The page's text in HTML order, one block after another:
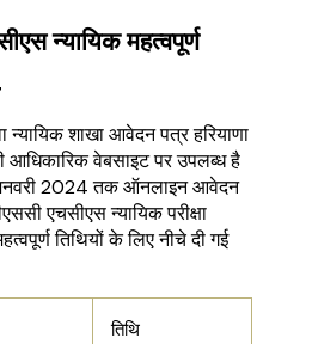
न्यायिक महत्वपूर्ण
न्यायिक शाखा आवेदन पत्र हरियाणा
वेबसाइट पर उपलब्ध है
2024 तक ऑनलाइन आवेदन
एचसीएस न्यायिक परीक्षा
तिथियों के लिए नीचे दी गई
तिथि